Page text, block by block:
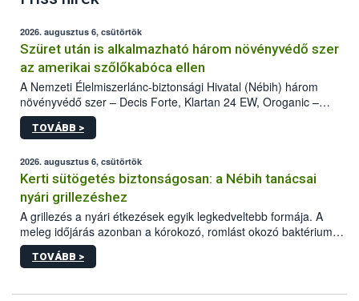
2026. augusztus 6, csütörtök
Szüret után is alkalmazható három növényvédő szer
az amerikai szőlőkabóca ellen
A Nemzeti Élelmiszerlánc-biztonsági Hivatal (Nébih) három
növényvédő szer – Decis Forte, Klartan 24 EW, Oroganic –
engedélyokiratát módosította, így azok a szüretet követően,
egészen a vesszőérettség (BBCH 91) stádiumáig
érésű szőlőkben is legyen lehetőség a károsító elleni további
védekezésre. Az Oroganic készítmény kis kiszerelésben kiskerti
felhasználók számára is elérhető és ökológiai termesztésben is
engedélyezett.
TOVÁBB >
2026. augusztus 6, csütörtök
Kerti sütögetés biztonságosan: a Nébih tanácsai
nyári grillezéshez
A grillezés a nyári étkezések egyik legkedveltebb formája. A
meleg időjárás azonban a kórokozó, romlást okozó baktériumok
gyorsabb szaporodásának is kedvez. A szabadtéri sütögetés
ezért nem csupán a megfelelő sütési technikáról szól: legalább
higiéniai szabályok betartása, a megfelelő hőkezelés, valamint a
TOVÁBB >